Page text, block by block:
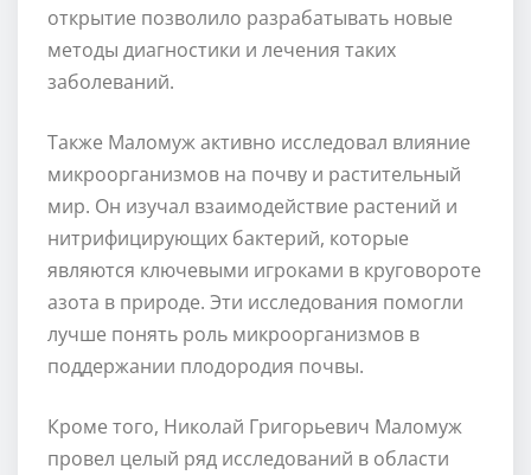
открытие позволило разрабатывать новые
методы диагностики и лечения таких
заболеваний.
Также Маломуж активно исследовал влияние
микроорганизмов на почву и растительный
мир. Он изучал взаимодействие растений и
нитрифицирующих бактерий, которые
являются ключевыми игроками в круговороте
азота в природе. Эти исследования помогли
лучше понять роль микроорганизмов в
поддержании плодородия почвы.
Кроме того, Николай Григорьевич Маломуж
провел целый ряд исследований в области